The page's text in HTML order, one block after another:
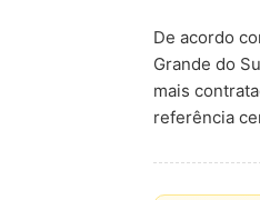
De acordo
Grande do
mais
referência